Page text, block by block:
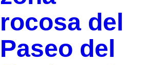
rocosa del
Paseo del